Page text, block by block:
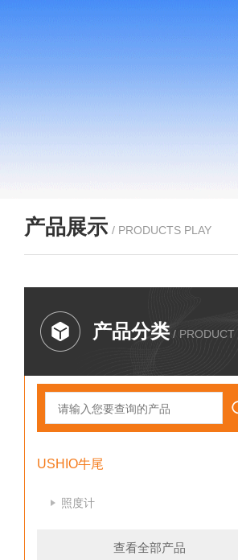
产品展示 / PRODUCTS PLAY
产品分类 / PRODUCT
USHIO牛尾
照度计
查看全部产品